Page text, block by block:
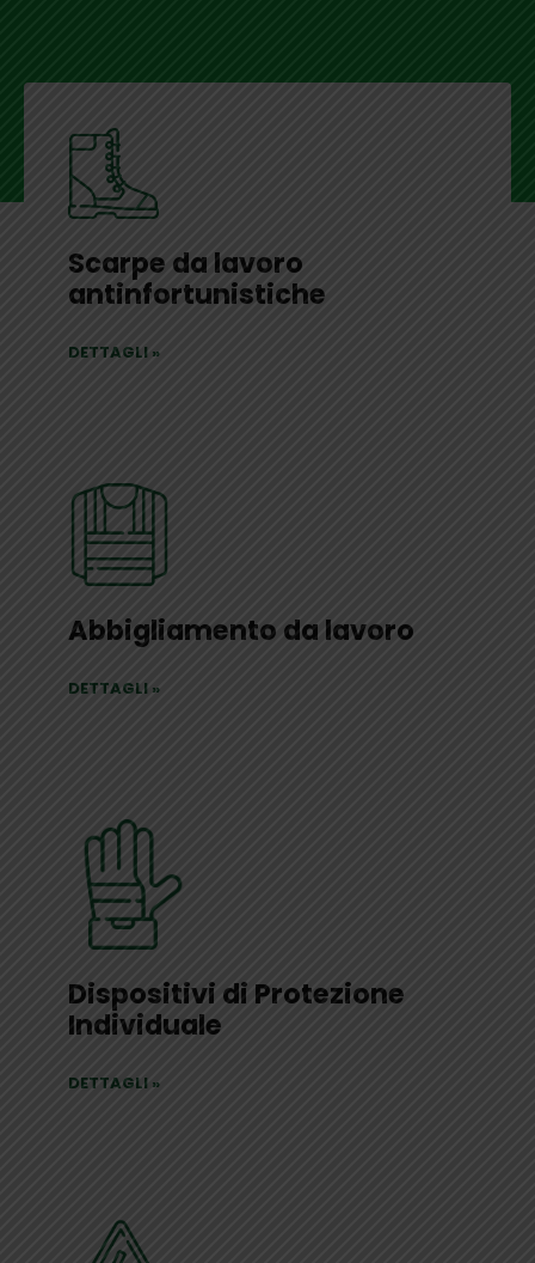
Scarpe da lavoro
antinfortunistiche
DETTAGLI »
Abbigliamento da lavoro
DETTAGLI »
Dispositivi di Protezione
Individuale
DETTAGLI »